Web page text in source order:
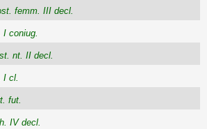
femm. III decl.
I coniug.
nt. II decl.
I cl.
fut.
IV decl.